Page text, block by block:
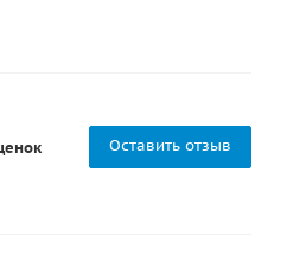
Оставить отзыв